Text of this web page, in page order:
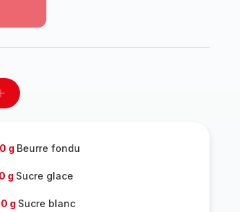
Ajouter
g Beurre fondu
g Sucre glace
g Sucre blanc